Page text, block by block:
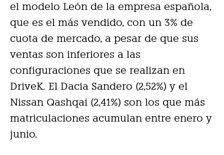
el modelo León de la empresa española,
que es el más vendido, con un 3% de
cuota de mercado, a pesar de que sus
ventas son inferiores a las
configuraciones que se realizan en
DriveK. El Dacia Sandero (2,52%) y el
Nissan Qashqai (2,41%) son los que más
matriculaciones acumulan entre enero y
junio.